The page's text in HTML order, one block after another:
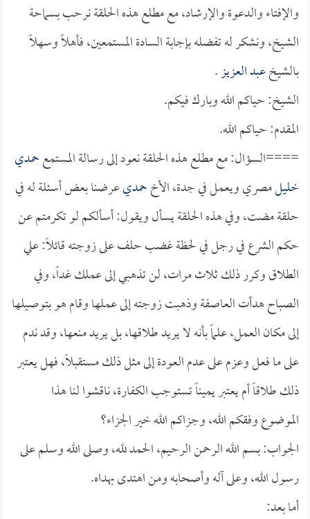
والإفتاء والدعوة والإرشاد، مع مطلع هذه الحلقة نرحب بسماحة
الشيخ، ونشكر له تفضله بإجابة السادة المستمعين، فأهلاً وسهلاً
بالشيخعبد العزيز.
الشيخ: حياكم الله وبارك فيكم.
المقدم: حياكم الله.
====السؤال: مع مطلع هذه الحلقة نعود إلى رسالة المستمعحمدي
خليلمصري ويعمل في جدة، الأخحمديعرضنا بعض أسئلة له في
حلقة مضت، وفي هذه الحلقة يسأل ويقول: أسألكم لو تكرمتم عن
حكم الشرع في رجل في لحظة غضب حلف على زوجته قائلاً: علي
الطلاق وكرر ذلك ثلاث مرات، لن تذهبي إلى عملك غداً، وفي
الصباح هدأت العاصفة وذهبت زوجته إلى عملها وقام هو بتوصيلها
إلى مكان العمل، علماً بأنه لا يريد طلاقها، بل يريد منعها، وقد ندم
على ما فعل وعزم على عدم العودة إلى مثل ذلك مستقبلاً، فهل يعتبر
ذلك طلاقاً أم يعتبر يميناً تستوجب الكفارة، ناقشوا لنا هذا
الموضوع وفقكم الله، وجزاكم الله خير الجزاء؟
الجواب: بسم الله الرحمن الرحيم، الحمد لله، وصلى الله وسلم على
رسول الله، وعلى آله وأصحابه ومن اهتدى بهداه.
أما بعد: